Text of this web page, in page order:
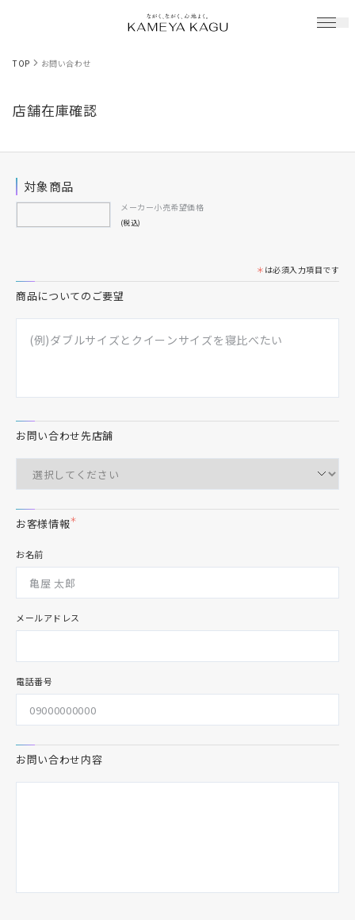
TOP お問い合わせ
店舗在庫確認
対象商品
メーカー小売希望価格
(税込)
＊ は必須入力項目です
商品についてのご要望
お問い合わせ先店舗
お客様情報＊
お名前
メールアドレス
電話番号
お問い合わせ内容